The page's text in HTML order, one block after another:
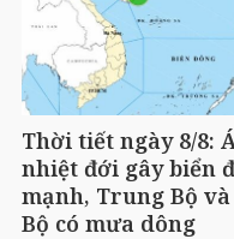
Thời tiết ngày 8/8:
nhiệt đới gây biển
mạnh, Trung Bộ và
Bộ có mưa dông